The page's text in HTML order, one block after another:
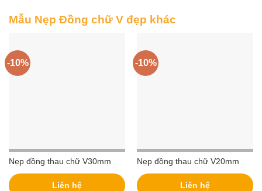
Mẫu Nẹp Đồng chữ V đẹp khác
-10%
Nẹp đồng thau chữ V30mm
Liên hệ
-10%
Nẹp đồng thau chữ V20mm
Liên hệ